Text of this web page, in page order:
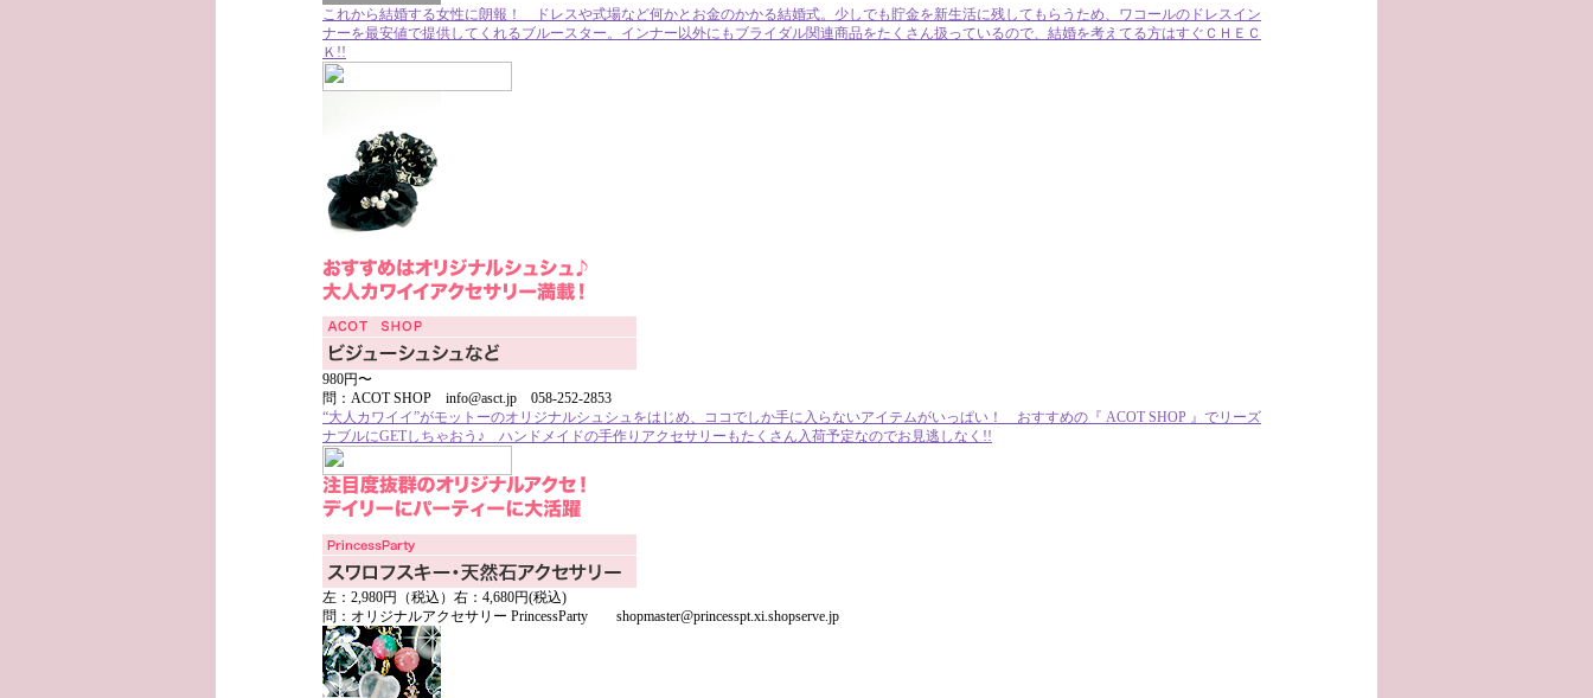
これから結婚する女性に朗報！ ドレスや式場など何かとお金のかかる結婚式。少しでも貯金を新生活に残してもらうため、ワコールのドレスイン
ナーを最安値で提供してくれるブルースター。インナー以外にもブライダル関連商品をたくさん扱っているので、結婚を考えてる方はすぐＣＨＥＣ
Ｋ!!
980円〜
問：ACOT SHOP info@asct.jp 058-252-2853
“大人カワイイ”がモットーのオリジナルシュシュをはじめ、ココでしか手に入らないアイテムがいっぱい！ おすすめの『 ACOT SHOP 』でリーズ
ナブルにGETしちゃおう♪ ハンドメイドの手作りアクセサリーもたくさん入荷予定なのでお見逃しなく!!
左：2,980円（税込）右：4,680円(税込)
問：オリジナルアクセサリー PrincessParty shopmaster@princesspt.xi.shopserve.jp